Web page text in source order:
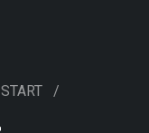
START /